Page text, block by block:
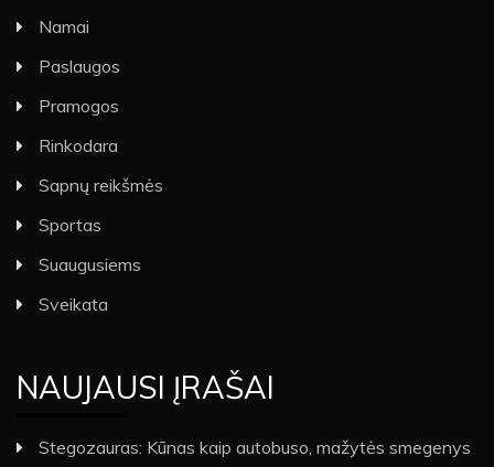
Namai
Paslaugos
Pramogos
Rinkodara
Sapnų reikšmės
Sportas
Suaugusiems
Sveikata
NAUJAUSI ĮRAŠAI
Stegozauras: Kūnas kaip autobuso, mažytės smegenys